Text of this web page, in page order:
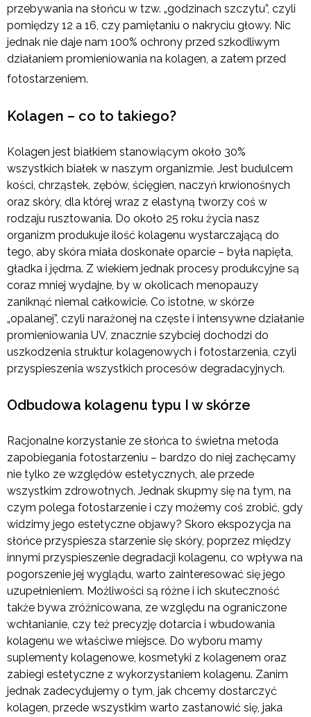
przebywania na słońcu w tzw. „godzinach szczytu”, czyli
pomiędzy 12 a 16, czy pamiętaniu o nakryciu głowy. Nic
jednak nie daje nam 100% ochrony przed szkodliwym
działaniem promieniowania na kolagen, a zatem przed
fotostarzeniem.
Kolagen – co to takiego?
Kolagen jest białkiem stanowiącym około 30%
wszystkich białek w naszym organizmie. Jest budulcem
kości, chrząstek, zębów, ścięgien, naczyń krwionośnych
oraz skóry, dla której wraz z elastyną tworzy coś w
rodzaju rusztowania. Do około 25 roku życia nasz
organizm produkuje ilość kolagenu wystarczającą do
tego, aby skóra miała doskonałe oparcie – była napięta,
gładka i jędrna. Z wiekiem jednak procesy produkcyjne są
coraz mniej wydajne, by w okolicach menopauzy
zaniknąć niemal całkowicie. Co istotne, w skórze
„opalanej”, czyli narażonej na częste i intensywne działanie
promieniowania UV, znacznie szybciej dochodzi do
uszkodzenia struktur kolagenowych i fotostarzenia, czyli
przyspieszenia wszystkich procesów degradacyjnych.
Odbudowa kolagenu typu I w skórze
Racjonalne korzystanie ze słońca to świetna metoda
zapobiegania fotostarzeniu – bardzo do niej zachęcamy
nie tylko ze względów estetycznych, ale przede
wszystkim zdrowotnych. Jednak skupmy się na tym, na
czym polega fotostarzenie i czy możemy coś zrobić, gdy
widzimy jego estetyczne objawy? Skoro ekspozycja na
słońce przyspiesza starzenie się skóry, poprzez między
innymi przyspieszenie degradacji kolagenu, co wpływa na
pogorszenie jej wyglądu, warto zainteresować się jego
uzupełnieniem. Możliwości są różne i ich skuteczność
także bywa zróżnicowana, ze względu na ograniczone
wchłanianie, czy też precyzję dotarcia i wbudowania
kolagenu we właściwe miejsce. Do wyboru mamy
suplementy kolagenowe, kosmetyki z kolagenem oraz
zabiegi estetyczne z wykorzystaniem kolagenu. Zanim
jednak zadecydujemy o tym, jak chcemy dostarczyć
kolagen, przede wszystkim warto zastanowić się, jaka